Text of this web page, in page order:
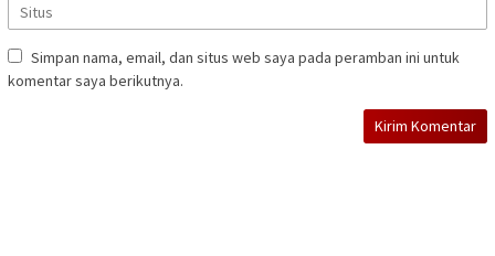
Simpan nama, email, dan situs web saya pada peramban ini untuk
komentar saya berikutnya.